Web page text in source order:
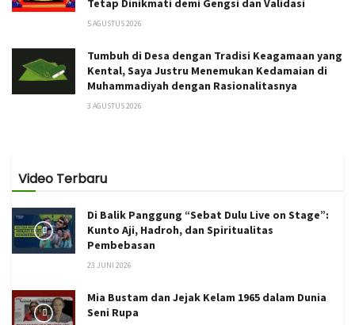
Tetap Dinikmati demi Gengsi dan Validasi
5 AGUSTUS 2026
Tumbuh di Desa dengan Tradisi Keagamaan yang
Kental, Saya Justru Menemukan Kedamaian di
Muhammadiyah dengan Rasionalitasnya
3 AGUSTUS 2026
Video Terbaru
Di Balik Panggung “Sebat Dulu Live on Stage”:
Kunto Aji, Hadroh, dan Spiritualitas
Pembebasan
23 JUNI 2026
Mia Bustam dan Jejak Kelam 1965 dalam Dunia
Seni Rupa